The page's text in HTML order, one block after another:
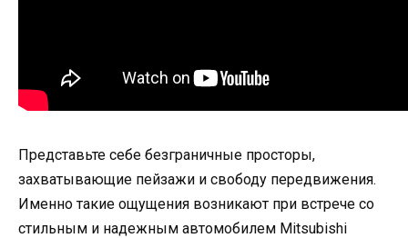
Представьте себе безграничные просторы,
захватывающие пейзажи и свободу передвижения.
Именно такие ощущения возникают при встрече со
стильным и надежным автомобилем Mitsubishi